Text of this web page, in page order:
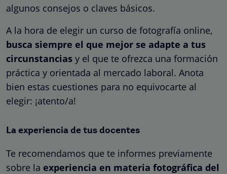
algunos consejos o claves básicos.
A la hora de elegir un curso de fotografía online,
busca siempre el que mejor se adapte a tus
circunstancias y el que te ofrezca una formación
práctica y orientada al mercado laboral. Anota
bien estas cuestiones para no equivocarte al
elegir: ¡atento/a!
La experiencia de tus docentes
Te recomendamos que te informes previamente
sobre la experiencia en materia fotográfica del